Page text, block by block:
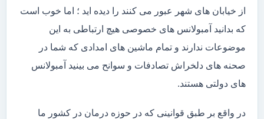
از خیابان های شهر عبور می کنند را دیده اید ؛ اما خوب است
که بدانید آمبولانس های خصوصی هیچ ارتباطی به این
موضوعات ندارند و تمام ماشین های امدادی که شما در
صحنه های دلخراش تصادفات و سوانح می بینید آمبولانس
های دولتی هستند.
در واقع بر طبق قوانینی که در حوزه درمان در کشور ما